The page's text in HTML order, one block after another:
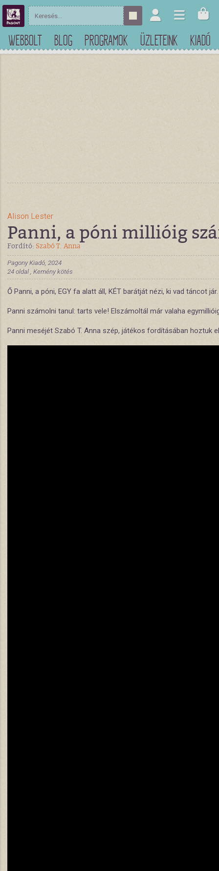
WEBBOLT BLOG PROGRAMOK ÜZLETEINK KIADÓ
Alison Lester
Panni, a póni millióig
Fordító: Szabó T. Anna
Pagony Kiadó, 2024
24 oldal , Kemény kötés
Ő Panni, a póni, EGY fa alatt áll, KÉT barátját nézi, ki vad táncot jár.
Panni számolni tanul: tarts vele! Elszámoltál már valaha
Panni meséjét Szabó T. Anna szép, játékos fordításában hoztuk